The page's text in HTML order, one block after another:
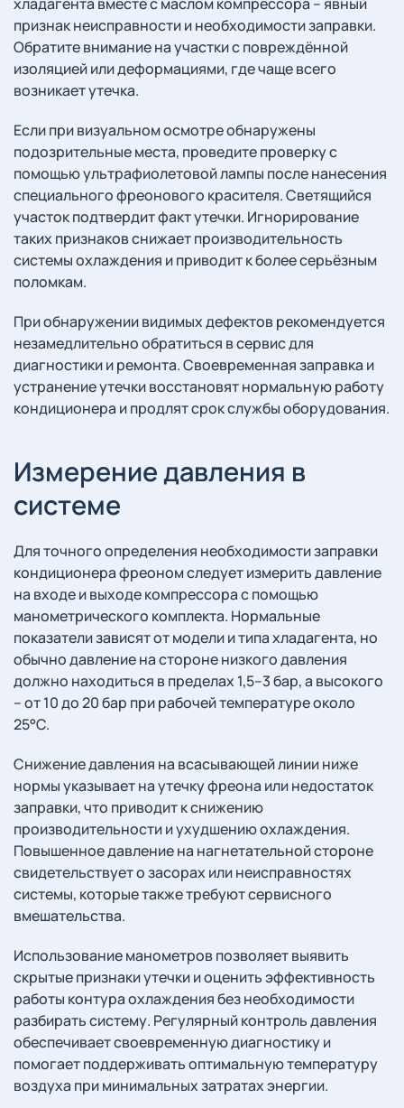
признак неисправности и необходимости заправки.
Обратите внимание на участки с повреждённой
изоляцией или деформациями, где чаще всего
возникает утечка.
Если при визуальном осмотре обнаружены
подозрительные места, проведите проверку с
помощью ультрафиолетовой лампы после нанесения
специального фреонового красителя. Светящийся
участок подтвердит факт утечки. Игнорирование
таких признаков снижает производительность
системы охлаждения и приводит к более серьёзным
поломкам.
При обнаружении видимых дефектов рекомендуется
незамедлительно обратиться в сервис для
диагностики и ремонта. Своевременная заправка и
устранение утечки восстановят нормальную работу
кондиционера и продлят срок службы оборудования.
Измерение давления в
системе
Для точного определения необходимости заправки
кондиционера фреоном следует измерить давление
на входе и выходе компрессора с помощью
манометрического комплекта. Нормальные
показатели зависят от модели и типа хладагента, но
обычно давление на стороне низкого давления
должно находиться в пределах 1,5–3 бар, а высокого
– от 10 до 20 бар при рабочей температуре около
25°C.
Снижение давления на всасывающей линии ниже
нормы указывает на утечку фреона или недостаток
заправки, что приводит к снижению
производительности и ухудшению охлаждения.
Повышенное давление на нагнетательной стороне
свидетельствует о засорах или неисправностях
системы, которые также требуют сервисного
вмешательства.
Использование манометров позволяет выявить
скрытые признаки утечки и оценить эффективность
работы контура охлаждения без необходимости
разбирать систему. Регулярный контроль давления
обеспечивает своевременную диагностику и
помогает поддерживать оптимальную температуру
воздуха при минимальных затратах энергии.